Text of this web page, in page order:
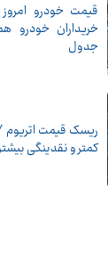
خریداران خودرو
جدول
ریسک قیمت
کمتر و نقدینگی